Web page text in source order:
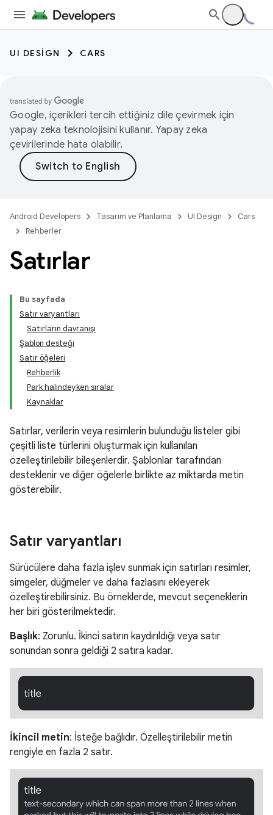
UI DESIGN CARS
Google, içerikleri tercih ettiğiniz dile çevirmek için
yapay zeka teknolojisini kullanır. Yapay zeka
çevirilerinde hata olabilir.
Android Developers Tasarım ve Planlama UI Design
Cars
Rehberler
Satırlar
Bu sayfada
Satır varyantları
Satırların davranışı
Şablon desteği
Satır öğeleri
Rehberlik
Park halindeyken sıralar
Kaynaklar
Satırlar, verilerin veya resimlerin bulunduğu listeler gibi
çeşitli liste türlerini oluşturmak için kullanılan
özelleştirilebilir bileşenlerdir. Şablonlar tarafından
desteklenir ve diğer öğelerle birlikte az miktarda metin
gösterebilir.
Satır varyantları
Sürücülere daha fazla işlev sunmak için satırları resimler,
simgeler, düğmeler ve daha fazlasını ekleyerek
özelleştirebilirsiniz. Bu örneklerde, mevcut seçeneklerin
her biri gösterilmektedir.
Başlık: Zorunlu. İkinci satırın kaydırıldığı veya satır
sonundan sonra geldiği 2 satıra kadar.
İkincil metin: İsteğe bağlıdır. Özelleştirilebilir metin
rengiyle en fazla 2 satır.